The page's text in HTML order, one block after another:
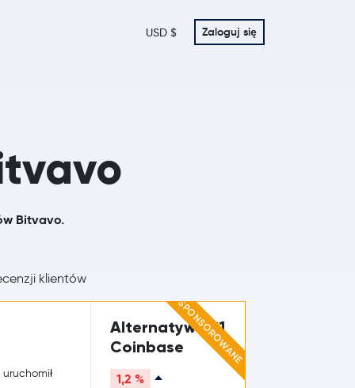
USD $ Zaloguj się
Bitvavo.
klientów
SPONSOROWANE
Alternatywa #1
Coinbase
1,2 %